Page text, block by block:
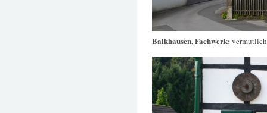
Balkhausen, Fachwerk: